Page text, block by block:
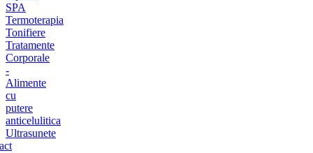
SPA
Termoterapia
Tonifiere
Tratamente
Corporale
-
Alimente
cu
putere
anticelulitica
Ultrasunete